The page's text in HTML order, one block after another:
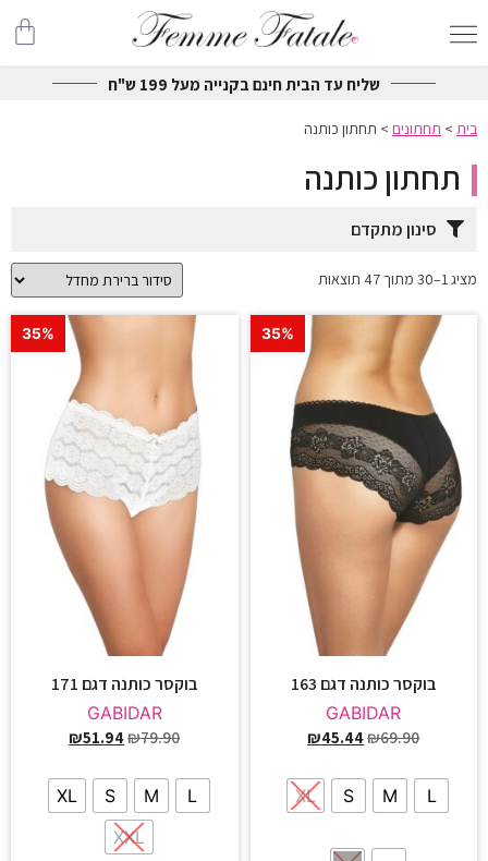
שליח עד הבית חינם בקנייה מעל 199 ש"ח
בית > תחתונים > תחתון כותנה
תחתון כותנה
סינון מתקדם
מציג 1–30 מתוך 47 תוצאות
35%
בוקסר כותנה דגם 163
GABIDAR
₪69.90
₪45.44
L
M
S
XL
35%
בוקסר כותנה דגם 171
GABIDAR
₪79.90
₪51.94
L
M
S
XL
XXL